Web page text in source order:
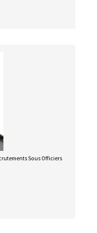
Sous Officiers